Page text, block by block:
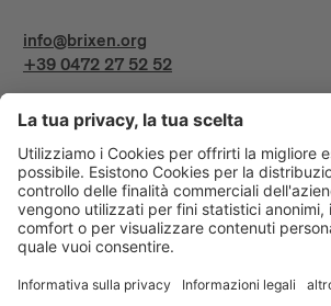
info@brixen.org
+39 0472 27 52 52
Info & Service
Bressanone Turismo viene sostenuto da: